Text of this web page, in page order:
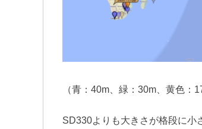
（青：40m、緑：30m、黄色：
SD330よりも大きさが格段に小